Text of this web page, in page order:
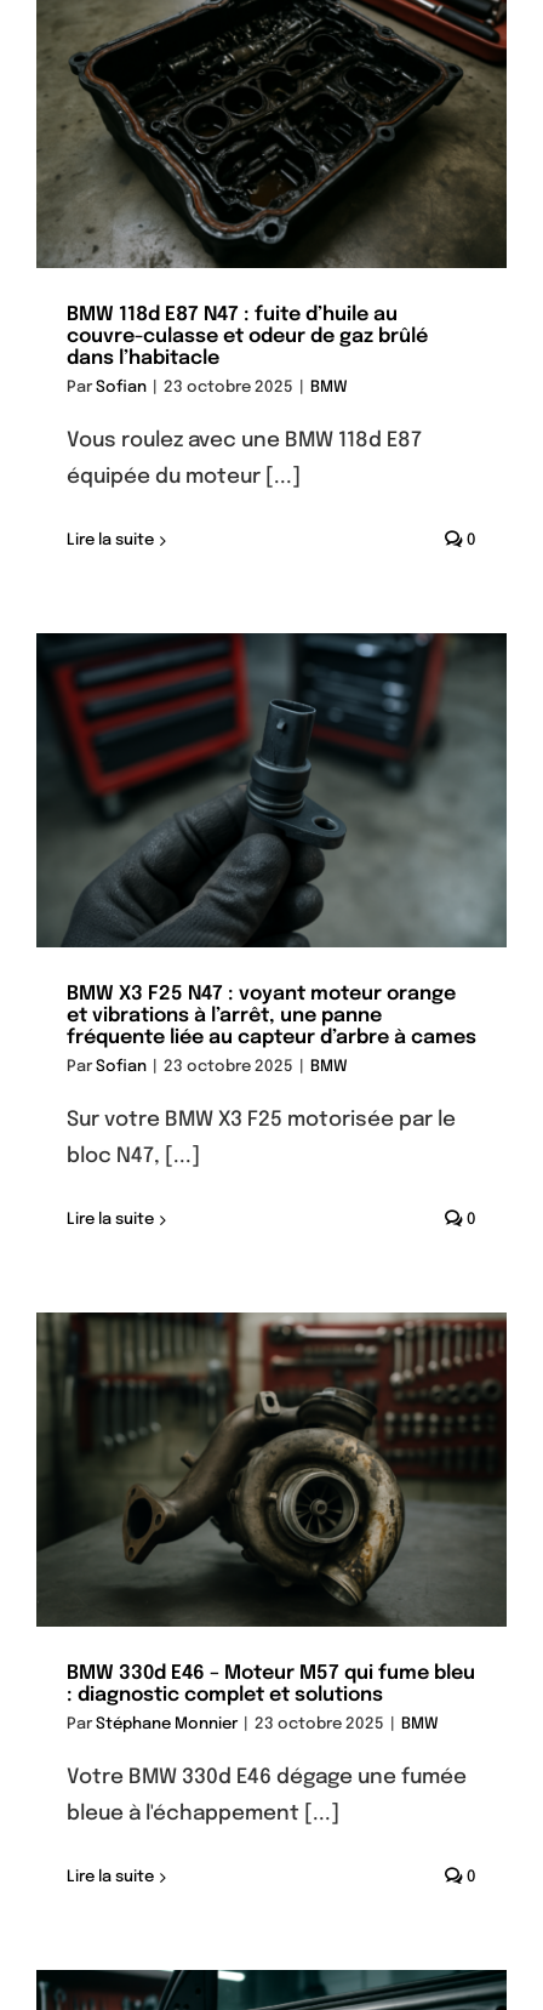
BMW 118d E87 N47 : fuite d’huile au
couvre-culasse et odeur de gaz brûlé
dans l’habitacle
ParSofian 23 octobre 2025 BMW
Vous roulez avec une BMW 118d E87
équipée du moteur [...]
Lire la suite 0
BMW X3 F25 N47 : voyant moteur orange
et vibrations à l’arrêt, une panne
fréquente liée au capteur d’arbre à cames
ParSofian 23 octobre 2025 BMW
Sur votre BMW X3 F25 motorisée par le
bloc N47, [...]
Lire la suite 0
BMW 330d E46 – Moteur M57 qui fume bleu
: diagnostic complet et solutions
ParStéphane Monnier 23 octobre 2025 BMW
Votre BMW 330d E46 dégage une fumée
bleue à l'échappement [...]
Lire la suite 0